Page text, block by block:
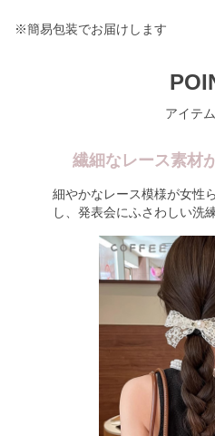
※簡易包装でお届けします
アイテ
繊細なレース素材
細やかなレース模様が女性
し、発表会にふさわしい洗